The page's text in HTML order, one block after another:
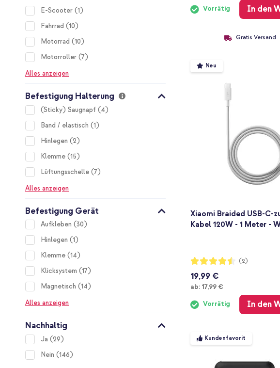
Vorrätig In den
Gratis Versand
Neu
Xiaomi Braided USB-C-
Kabel 120W - 1 Meter -
Bewertung:
90%
(2)
19,99 €
ab: Ab
17,99 €
Vorrätig In den
Kundenfavorit
E-Scooter 1
item
Fahrrad
10
items
Motorrad
10
items
Motorroller 7
items
Alles anzeigen
Befestigung Halterung
(Sticky) Saugnapf 4
items
Band / elastisch
1
item
Hinlegen
2
items
Klemme 15
items
Lüftungsschelle 7
items
Alles anzeigen
Befestigung Gerät
Aufkleben 30
items
Hinlegen
1
item
Klemme 14
items
Klicksystem
17
items
Magnetisch
14
items
Alles anzeigen
Nachhaltig
Ja 29
items
Nein
146
items